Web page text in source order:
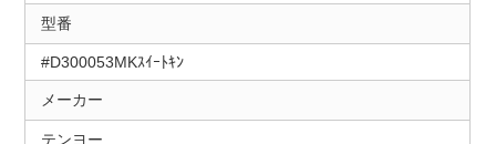
型番
#D300053MKｽｲｰﾄｷﾝ
メーカー
テンヨー